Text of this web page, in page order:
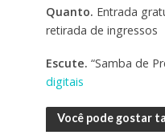
Quanto. Entrada
retirada de ingressos
Escute. “Samba de
digitais
Você pode gostar